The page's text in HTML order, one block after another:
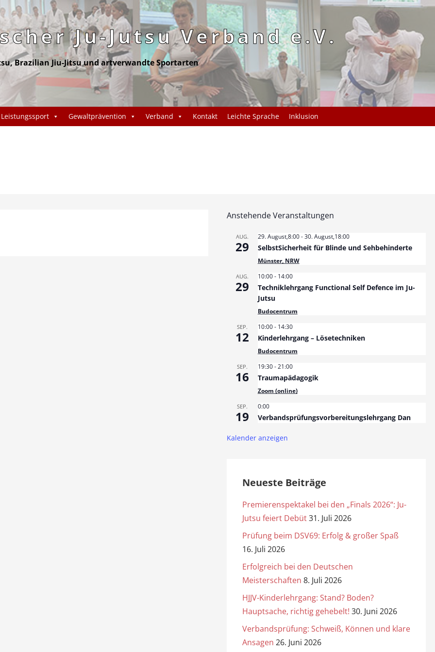
Ju-Jutsu Verband e.V.
Brazilian Jiu-Jitsu und artverwandte Sportarten
Leistungssport Gewaltprävention Verband Kontakt Leichte Sprache Inklusion
Anstehende Veranstaltungen
AUG.
29
29. August,8:00-30. August,18:00
SelbstSicherheit für Blinde und Sehbehinderte
Münster, NRW
AUG.
29
10:00- 14:00
Techniklehrgang Functional Self Defence im Ju-
Jutsu
Budocentrum
SEP.
12
10:00- 14:30
Kinderlehrgang – Lösetechniken
Budocentrum
SEP.
16
19:30-21:00
Traumapädagogik
Zoom (online)
SEP.
19
0:00
Verbandsprüfungsvorbereitungslehrgang Dan
Kalender anzeigen
Neueste Beiträge
Premierenspektakel bei den „Finals 2026“: Ju-
Jutsu feiert Debüt31. Juli 2026
Prüfung beim DSV69: Erfolg & großer Spaß
16. Juli 2026
Erfolgreich bei den Deutschen
Meisterschaften 8. Juli 2026
HJJV-Kinderlehrgang: Stand? Boden?
Hauptsache, richtig gehebelt! 30. Juni 2026
Verbandsprüfung: Schweiß, Können und klare
Ansagen 26. Juni 2026